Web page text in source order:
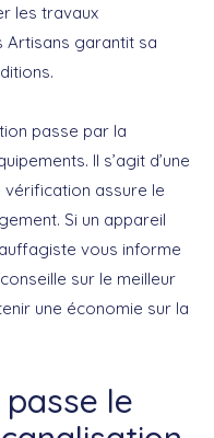
les travaux
Artisans garantit sa
passe par la
Il s’agit d’une
vérification assure le
Si un appareil
vous informe
sur le meilleur
une économie sur la
le